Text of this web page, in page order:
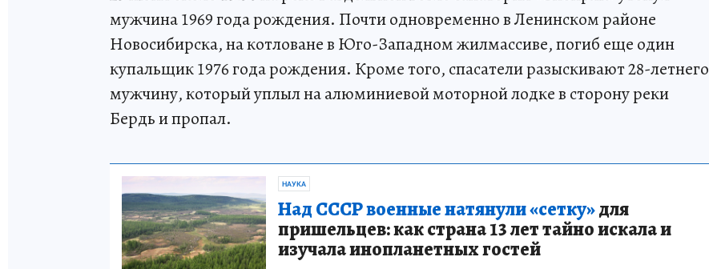
мужчина 1969 года рождения. Почти одновременно в Ленинском районе
Новосибирска, на котловане в Юго-Западном жилмассиве, погиб еще один
купальщик 1976 года рождения. Кроме того, спасатели разыскивают 28-летнего
мужчину, который уплыл на алюминиевой моторной лодке в сторону реки
Бердь и пропал.
НАУКА
Над СССР военные натянули «сетку»для
пришельцев: как страна 13 лет тайно искала и
изучала инопланетных гостей